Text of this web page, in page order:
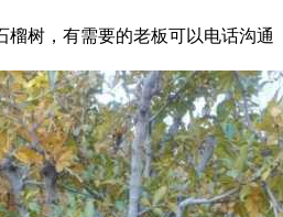
榴树，有需要的老板可以电话沟通